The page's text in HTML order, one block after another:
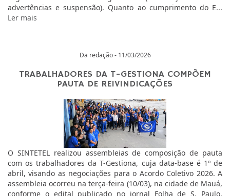
advertências e suspensão). Quanto ao cumprimento do E...
Ler mais
Da redação - 11/03/2026
TRABALHADORES DA T-GESTIONA COMPÕEM
PAUTA DE REIVINDICAÇÕES
O SINTETEL realizou assembleias de composição de pauta
com os trabalhadores da T-Gestiona, cuja data-base é 1º de
abril, visando as negociações para o Acordo Coletivo 2026. A
assembleia ocorreu na terça-feira (10/03), na cidade de Mauá,
conforme o edital publicado no jornal Folha de S. Paulo,